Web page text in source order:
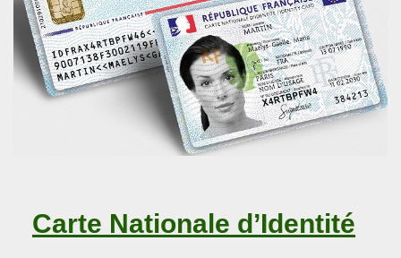
Carte Nationale d’Identité